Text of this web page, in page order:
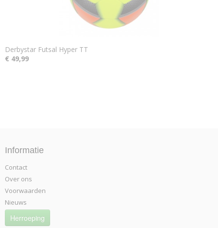
Derbystar Futsal Hyper TT
€ 49,99
Informatie
Contact
Over ons
Voorwaarden
Nieuws
Herroeping